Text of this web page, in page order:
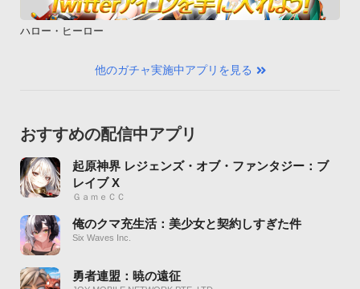
ハロー・ヒーロー
他のガチャ実施中アプリを見る
おすすめの配信中アプリ
起原神界 レジェンズ・オブ・ファンタジー：ブ
レイブ X
ＧａｍｅＣＣ
俺のクマ充生活：美少女と契約しすぎた件
Six Waves Inc.
勇者連盟：暁の遠征